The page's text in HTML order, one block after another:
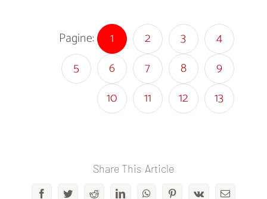
Pagine: 1 2 3
4
5
6 7 8
9
10
11 12 13
Share This Article
FacebookTwitterRedditLinkedInWhatsAppPinterestVk Email